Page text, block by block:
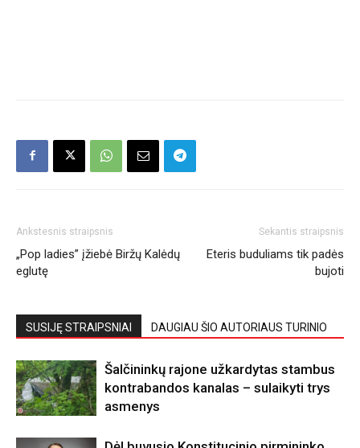
Ankstesnis straipsnis
„Pop ladies” įžiebė Biržų Kalėdų
eglutę
Sekantis straipsnis
Eteris buduliams tik padės
bujoti
SUSIJĘ STRAIPSNIAI DAUGIAU ŠIO AUTORIAUS TURINIO
Šalčininkų rajone užkardytas stambus
kontrabandos kanalas – sulaikyti trys
asmenys